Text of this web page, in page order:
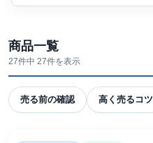
商品一覧
27件中 27件を表示
売る前の確認 高く売るコツ